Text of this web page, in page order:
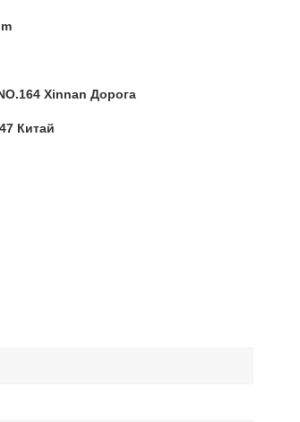
Xinnan Дорога
Китай